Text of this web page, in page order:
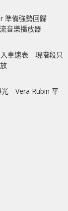
準備強勢回歸
音樂播放器
車速表 現階段只
光 Vera Rubin 平